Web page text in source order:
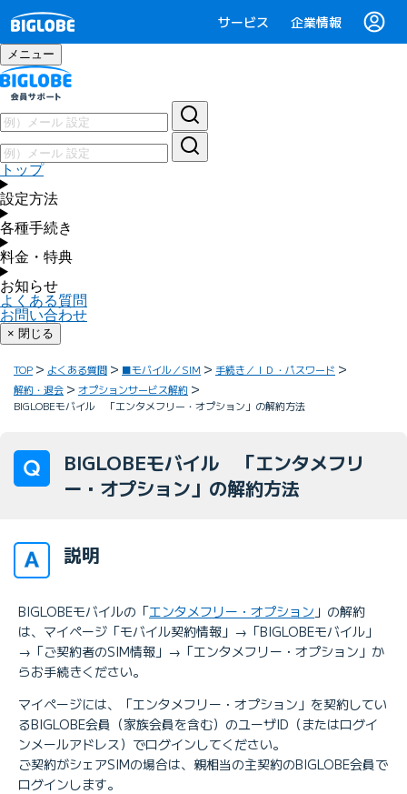
サービス 企業情報
メニュー
トップ
設定方法
各種手続き
料金・特典
お知らせ
よくある質問
お問い合わせ
× 閉じる
TOP よくある質問 ■モバイル／SIM
手続き／ＩＤ・パスワード
解約・退会
オプションサービス解約
BIGLOBEモバイル 「エンタメフリー・オプション」の解約方法
BIGLOBEモバイル 「エンタメフリ
ー・オプション」の解約方法
説明
BIGLOBEモバイルの「エンタメフリー・オプション 」の解約
は、マイページ「モバイル契約情報」→「BIGLOBEモバイル」
→「ご契約者のSIM情報」→「エンタメフリー・オプション」か
らお手続きください。
マイページには、「エンタメフリー・オプション」を契約してい
るBIGLOBE会員（家族会員を含む）のユーザID（またはログイ
ンメールアドレス）でログインしてください。
ご契約がシェアSIMの場合は、親相当の主契約のBIGLOBE会員で
ログインします。